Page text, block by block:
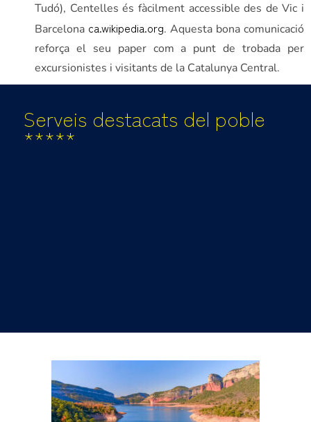
Tudó), Centelles és fàcilment accessible des de Vic i
Barcelona ca.wikipedia.org. Aquesta bona comunicació
reforça el seu paper com a punt de trobada per
excursionistes i visitants de la Catalunya Central.
Serveis destacats del poble
*****